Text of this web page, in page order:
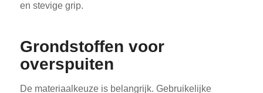
en stevige grip.
Grondstoffen voor
overspuiten
De materiaalkeuze is belangrijk. Gebruikelijke